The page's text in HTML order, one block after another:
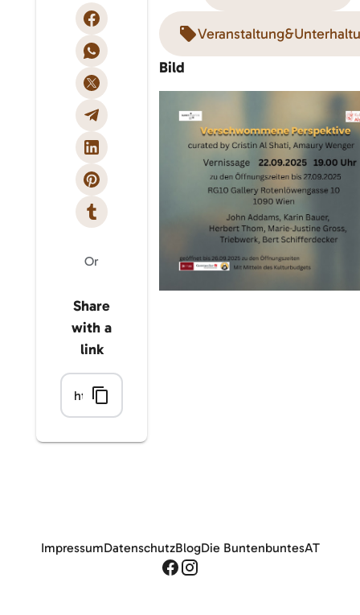
Or
Share
with a
link
Bild
ImpressumDatenschutzBlogDie BuntenbuntesAT